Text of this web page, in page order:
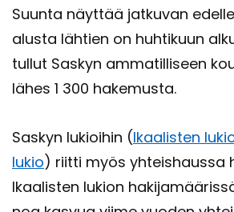
Suun­ta näyt­tää jat­ku­van
alus­ta läh­tien on huh­ti­kuun
tul­lut Sas­kyn am­ma­til­li­seen
lähes 1 300 ha­ke­mus­ta.
Sas­kyn lu­kioi­hin (Ikaa­lis­ten
lukio) riit­ti myös yh­teis­haus­sa
Ikaa­lis­ten lu­kion